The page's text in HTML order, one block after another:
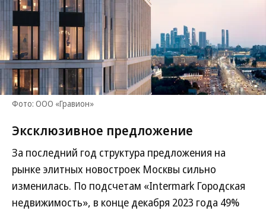
Фото: ООО «Гравион»
Эксклюзивное предложение
За последний год структура предложения на
рынке элитных новостроек Москвы сильно
изменилась. По подсчетам «Intermark Городская
недвижимость», в конце декабря 2023 года 49%